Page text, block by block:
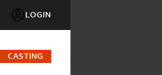
LOGIN
CASTING